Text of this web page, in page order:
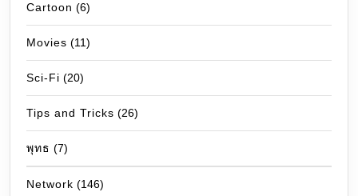
Cartoon (6)
Movies (11)
Sci-Fi (20)
Tips and Tricks (26)
พุทธ (7)
Network (146)